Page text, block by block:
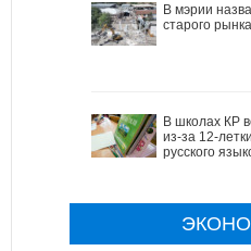
В мэрии
старого
В школах КР
из-за 12-
русского